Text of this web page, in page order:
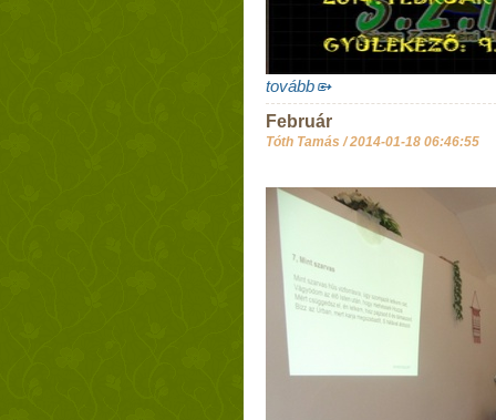
tovább
Február
Tóth Tamás /2014-01-18 06:46:55